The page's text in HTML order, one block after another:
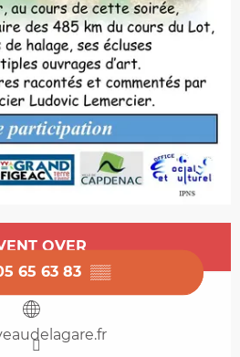
contact details
OVER
65 63 83 ▒▒